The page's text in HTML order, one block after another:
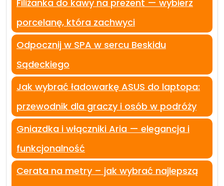
Filiżanka do kawy na prezent — wybierz
porcelanę, która zachwyci
Odpocznij w SPA w sercu Beskidu
Sądeckiego
Jak wybrać ładowarkę ASUS do laptopa:
przewodnik dla graczy i osób w podróży
Gniazdka i włączniki Aria — elegancja i
funkcjonalność
Cerata na metry – jak wybrać najlepszą